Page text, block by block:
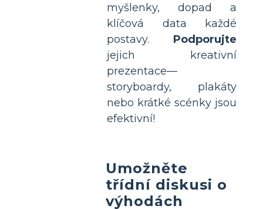
myšlenky, dopad a
klíčová data každé
postavy. Podporujte
jejich kreativní
prezentace—
storyboardy, plakáty
nebo krátké scénky jsou
efektivní!
Umožněte
třídní diskusi o
výhodách